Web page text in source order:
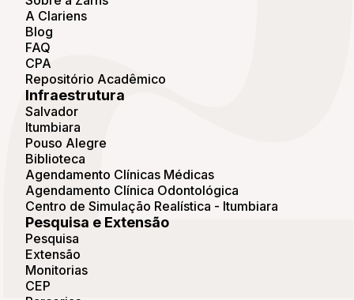
A Clariens
Blog
FAQ
CPA
Repositório Acadêmico
Infraestrutura
Salvador
Itumbiara
Pouso Alegre
Biblioteca
Agendamento Clínicas Médicas
Agendamento Clínica Odontológica
Centro de Simulação Realística - Itumbiara
Pesquisa e Extensão
Pesquisa
Extensão
Monitorias
CEP